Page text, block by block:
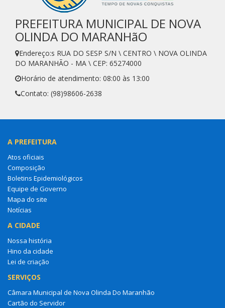
PREFEITURA MUNICIPAL DE NOVA
OLINDA DO MARANHãO
Endereço:s RUA DO SESP S/N \ CENTRO \ NOVA OLINDA
DO MARANHÃO - MA \ CEP: 65274000
Horário de atendimento: 08:00 às 13:00
Contato: (98)98606-2638
A PREFEITURA
Atos oficiais
Composição
Boletins Epidemiológicos
Equipe de Governo
Mapa do site
Notícias
A CIDADE
Nossa história
Hino da cidade
Lei de criação
SERVIÇOS
Câmara Municipal de Nova Olinda Do Maranhão
Cartão do Servidor